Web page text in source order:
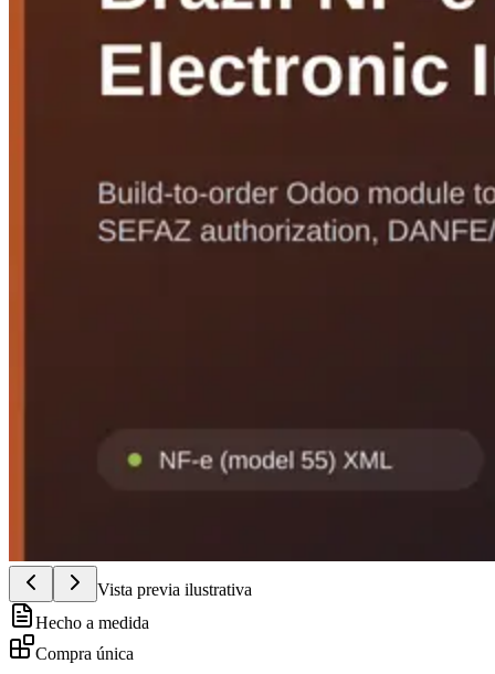
Vista previa ilustrativa
Hecho a medida
Compra única